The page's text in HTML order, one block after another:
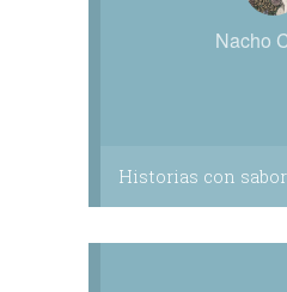
Nacho
Historias con